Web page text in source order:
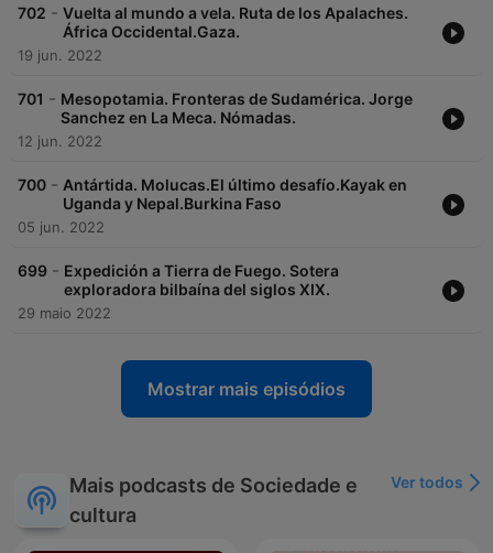
702 - Vuelta al mundo a vela. Ruta de los Apalaches.
África Occidental.Gaza.
19 jun. 2022
701 - Mesopotamia. Fronteras de Sudamérica. Jorge
Sanchez en La Meca. Nómadas.
12 jun. 2022
700 - Antártida. Molucas.El último desafío.Kayak en
Uganda y Nepal.Burkina Faso
05 jun. 2022
699 - Expedición a Tierra de Fuego. Sotera
exploradora bilbaína del siglos XIX.
29 maio 2022
Mostrar mais episódios
Mais podcasts de Sociedade e
cultura
Ver todos